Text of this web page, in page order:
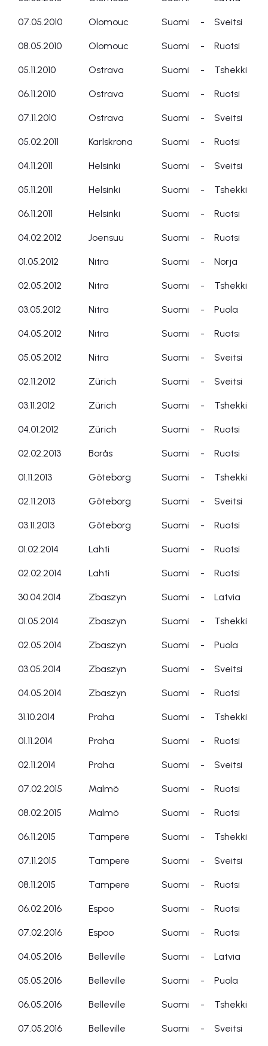
07.05.2010 Olomouc Suomi - Sveitsi
08.05.2010 Olomouc Suomi - Ruotsi
05.11.2010 Ostrava Suomi - Tshekki
06.11.2010 Ostrava Suomi - Ruotsi
07.11.2010 Ostrava Suomi - Sveitsi
05.02.2011 Karlskrona Suomi - Ruotsi
04.11.2011 Helsinki Suomi - Sveitsi
05.11.2011 Helsinki Suomi - Tshekki
06.11.2011 Helsinki Suomi - Ruotsi
04.02.2012 Joensuu Suomi - Ruotsi
01.05.2012 Nitra Suomi - Norja
02.05.2012 Nitra Suomi - Tshekki
03.05.2012 Nitra Suomi - Puola
04.05.2012 Nitra Suomi - Ruotsi
05.05.2012 Nitra Suomi - Sveitsi
02.11.2012 Zürich Suomi - Sveitsi
03.11.2012 Zürich Suomi - Tshekki
04.01.2012 Zürich Suomi - Ruotsi
02.02.2013 Borås Suomi - Ruotsi
01.11.2013 Göteborg Suomi - Tshekki
02.11.2013 Göteborg Suomi - Sveitsi
03.11.2013 Göteborg Suomi - Ruotsi
01.02.2014 Lahti Suomi - Ruotsi
02.02.2014 Lahti Suomi - Ruotsi
30.04.2014 Zbaszyn Suomi - Latvia
01.05.2014 Zbaszyn Suomi - Tshekki
02.05.2014 Zbaszyn Suomi - Puola
03.05.2014 Zbaszyn Suomi - Sveitsi
04.05.2014 Zbaszyn Suomi - Ruotsi
31.10.2014 Praha Suomi - Tshekki
01.11.2014 Praha Suomi - Ruotsi
02.11.2014 Praha Suomi - Sveitsi
07.02.2015 Malmö Suomi - Ruotsi
08.02.2015 Malmö Suomi - Ruotsi
06.11.2015 Tampere Suomi - Tshekki
07.11.2015 Tampere Suomi - Sveitsi
08.11.2015 Tampere Suomi - Ruotsi
06.02.2016 Espoo Suomi - Ruotsi
07.02.2016 Espoo Suomi - Ruotsi
04.05.2016 Belleville Suomi - Latvia
05.05.2016 Belleville Suomi - Puola
06.05.2016 Belleville Suomi - Tshekki
07.05.2016 Belleville Suomi - Sveitsi